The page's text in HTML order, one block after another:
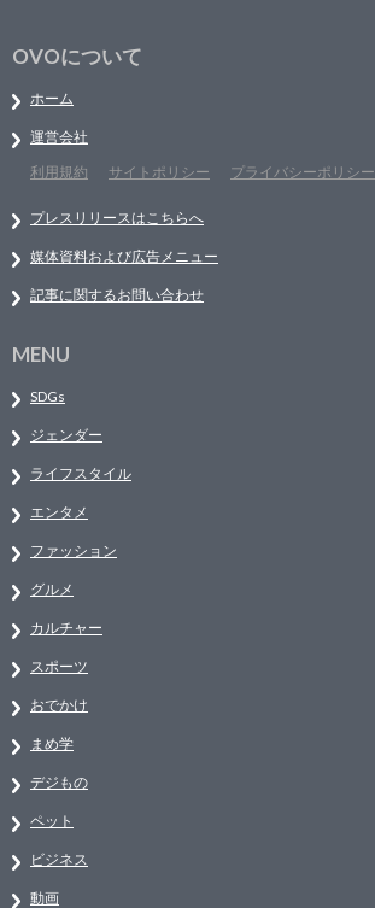
OVOについて
ホーム
運営会社
利用規約
サイトポリシー プライバシーポリシー
プレスリリースはこちらへ
媒体資料および広告メニュー
記事に関するお問い合わせ
MENU
SDGs
ジェンダー
ライフスタイル
エンタメ
ファッション
グルメ
カルチャー
スポーツ
おでかけ
まめ学
デジもの
ペット
ビジネス
動画